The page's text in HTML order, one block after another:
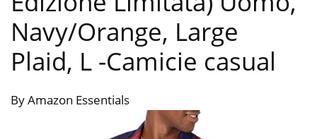
Navy/Orange, Large
Plaid, L -Camicie casual
By Amazon Essentials